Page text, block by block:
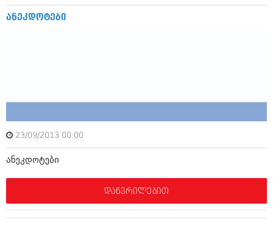
ნოემბერი 2017 (212)
თებერვალი 2017 (205)
იანვარი 2017 (246)
დეკემბერი 2016 (207)
ნოემბერი 2016 (207)
აგვისტო 2016 (258)
ივნისი 2016 (221)
ანეკდოტები
23/09/2013 00:00
ანეკდოტები
დაწვრილებით